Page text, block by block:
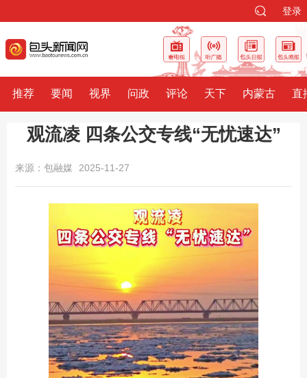
登录
推荐 要闻 视界 问政 评论 天下 内蒙古 直
观流凌 四条公交专线“无忧速达”
来源：包融媒 2025-11-27